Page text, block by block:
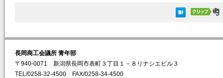
長岡商工会議所 青年部
〒940-0071 新潟県長岡市表町３丁目１－８リナシエビル３
TEL/0258-32-4500 FAX/0258-34-4500